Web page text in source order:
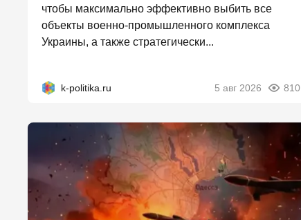
чтобы максимально эффективно выбить все
объекты военно-промышленного комплекса
Украины, а также стратегически...
k-politika.ru 5 авг 2026 810